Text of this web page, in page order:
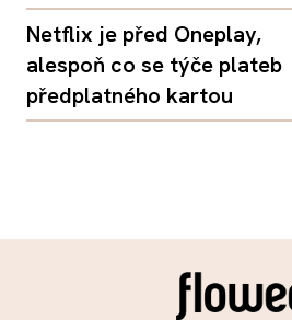
Netflix je před Oneplay,
alespoň co se týče plateb
předplatného kartou